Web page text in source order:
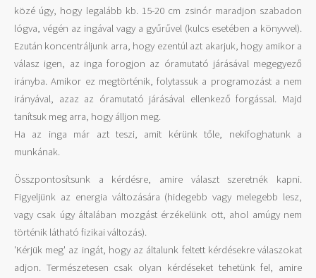
közé úgy, hogy legalább kb. 15-20 cm zsinór maradjon szabadon
lógva, végén az ingával vagy a gyűrűvel (kulcs esetében a könyvvel).
Ezután koncentráljunk arra, hogy ezentúl azt akarjuk, hogy amikor a
válasz igen, az inga forogjon az óramutató járásával megegyező
irányba. Amikor ez megtörténik, folytassuk a programozást a nem
irányával, azaz az óramutató járásával ellenkező forgással. Majd
tanítsuk meg arra, hogy álljon meg.
Ha az inga már azt teszi, amit kérünk tőle, nekifoghatunk a
munkának.
Összpontosítsunk a kérdésre, amire választ szeretnék kapni.
Figyeljünk az energia változására (hidegebb vagy melegebb lesz,
vagy csak úgy általában mozgást érzékelünk ott, ahol amúgy nem
történik látható fizikai változás).
'Kérjük meg' az ingát, hogy az általunk feltett kérdésekre válaszokat
adjon. Természetesen csak olyan kérdéseket tehetünk fel, amire